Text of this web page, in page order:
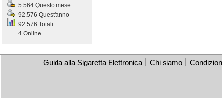
5.564 Questo mese
92.576 Quest'anno
92.576 Totali
4 Online
Guida alla Sigaretta Elettronica Chi siamo